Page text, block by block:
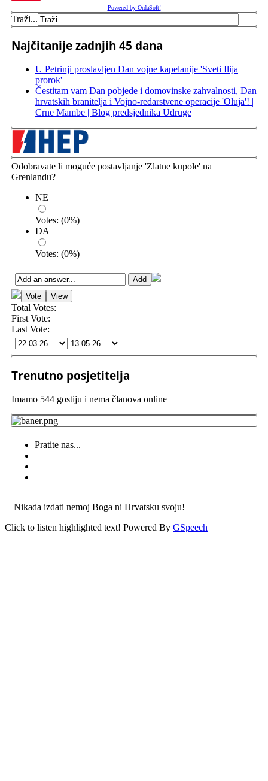
Powered by OrdaSoft!
Traži...
Najčitanije zadnjih 45 dana
U Petrinji proslavljen Dan vojne kapelanije 'Sveti Ilija
prorok'
Čestitam vam Dan pobjede i domovinske zahvalnosti, Dan
hrvatskih branitelja i Vojno-redarstvene operacije 'Oluja'! |
Crne Mambe | Blog predsjednika Udruge
Odobravate li moguće postavljanje 'Zlatne kupole' na
Grenlandu?
NE
Votes: (0%)
DA
Votes: (0%)
Total Votes:
First Vote:
Last Vote:
Trenutno posjetitelja
Imamo 544 gostiju i nema članova online
Pratite nas...
Nikada izdati nemoj Boga ni Hrvatsku svoju!
Click to listen highlighted text! Powered By GSpeech